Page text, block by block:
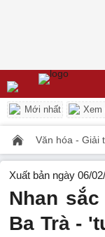
Mới nhất Xem
Văn hóa - Giải
Xuất bản ngày 06/
Nhan
Ba Trà -